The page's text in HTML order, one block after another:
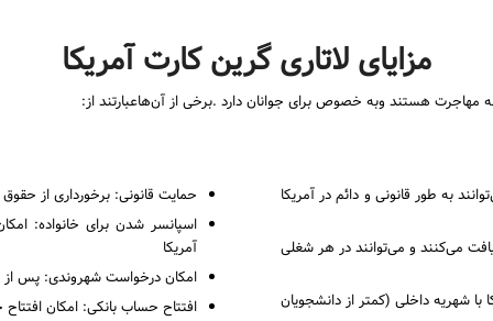
مزایای لاتاری گرین کارت آمریکا
به مهاجرت هستند وبه خصوص برای جوانان دارد .برخی از آن‌هاعبارتند از:
به طور قانونی و دائم در آمریکا
می‌کنند و می‌توانند در هر شغلی
شهریه داخلی (کمتر از دانشجویان
حمایت قانونی: برخورداری از
اسپانسر شدن برای خانواده:
آمریکا
امکان درخواست شهروندی: پس از 5 سال اقامت دائم، امکان درخواست شهروندی آمریکا
افتتاح حساب بانکی: امکان